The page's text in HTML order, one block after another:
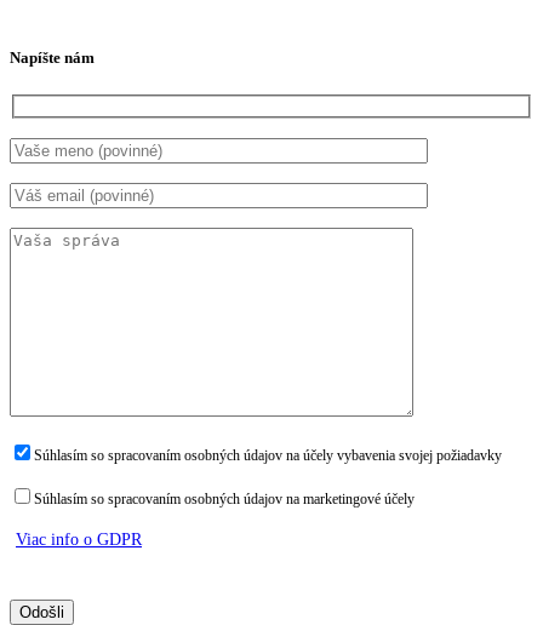
Napíšte nám
Súhlasím so spracovaním osobných údajov na účely vybavenia svojej požiadavky
Súhlasím so spracovaním osobných údajov na marketingové účely
Viac info o GDPR
Please leave this field empty.